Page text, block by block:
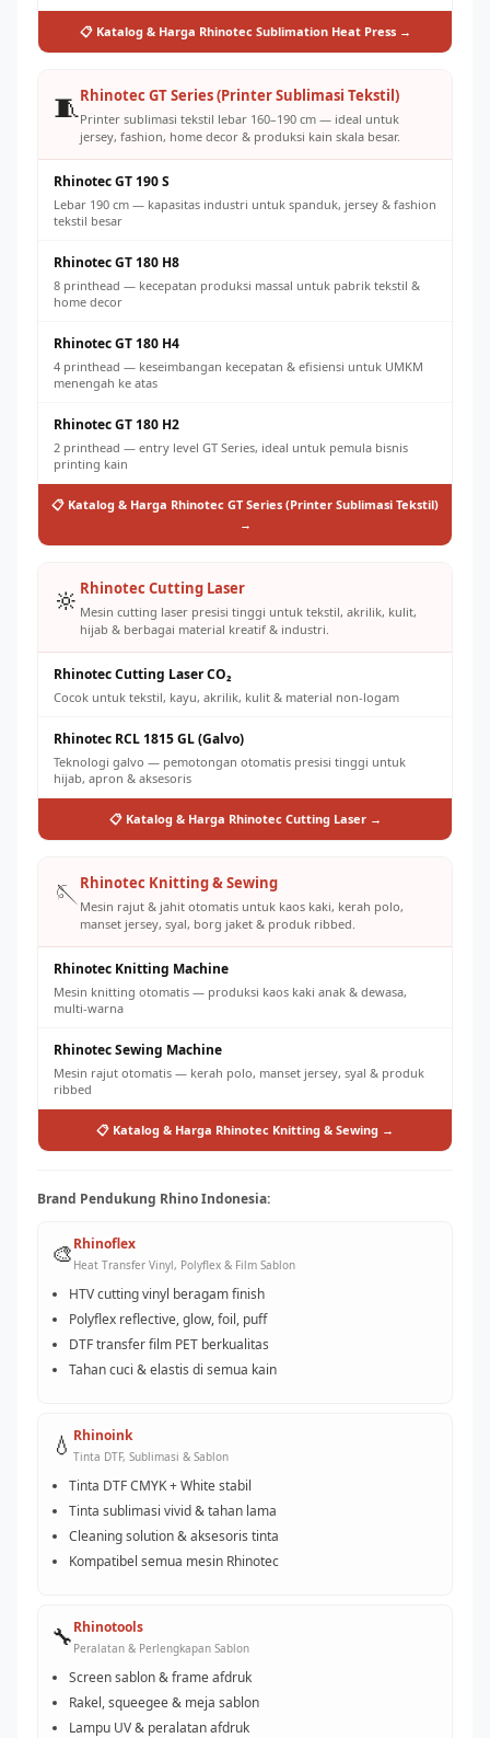
📋 Katalog & Harga Rhinotec Sublimation Heat Press →
🧵Rhinotec GT Series (Printer Sublimasi Tekstil)
Printer sublimasi tekstil lebar 160–190 cm — ideal untuk
jersey, fashion, home decor & produksi kain skala besar.
Rhinotec GT 190 S
Lebar 190 cm — kapasitas industri untuk spanduk, jersey & fashion
tekstil besar
Rhinotec GT 180 H8
8 printhead — kecepatan produksi massal untuk pabrik tekstil &
home decor
Rhinotec GT 180 H4
4 printhead — keseimbangan kecepatan & efisiensi untuk UMKM
menengah ke atas
Rhinotec GT 180 H2
2 printhead — entry level GT Series, ideal untuk pemula bisnis
printing kain
📋 Katalog & Harga Rhinotec GT Series (Printer Sublimasi Tekstil)
→
🔆 Rhinotec Cutting Laser
Mesin cutting laser presisi tinggi untuk tekstil, akrilik, kulit,
hijab & berbagai material kreatif & industri.
Rhinotec Cutting Laser CO₂
Cocok untuk tekstil, kayu, akrilik, kulit & material non-logam
Rhinotec RCL 1815 GL (Galvo)
Teknologi galvo — pemotongan otomatis presisi tinggi untuk
hijab, apron & aksesoris
📋 Katalog & Harga Rhinotec Cutting Laser →
🪡Rhinotec Knitting & Sewing
Mesin rajut & jahit otomatis untuk kaos kaki, kerah polo,
manset jersey, syal, borg jaket & produk ribbed.
Rhinotec Knitting Machine
Mesin knitting otomatis — produksi kaos kaki anak & dewasa,
multi-warna
Rhinotec Sewing Machine
Mesin rajut otomatis — kerah polo, manset jersey, syal & produk
ribbed
📋 Katalog & Harga Rhinotec Knitting & Sewing →
Brand Pendukung Rhino Indonesia:
🎨Rhinoflex
Heat Transfer Vinyl, Polyflex & Film Sablon
HTV cutting vinyl beragam finish
Polyflex reflective, glow, foil, puff
DTF transfer film PET berkualitas
Tahan cuci & elastis di semua kain
💧 Rhinoink
Tinta DTF, Sublimasi & Sablon
Tinta DTF CMYK + White stabil
Tinta sublimasi vivid & tahan lama
Cleaning solution & aksesoris tinta
Kompatibel semua mesin Rhinotec
🔧Rhinotools
Peralatan & Perlengkapan Sablon
Screen sablon & frame afdruk
Rakel, squeegee & meja sablon
Lampu UV & peralatan afdruk